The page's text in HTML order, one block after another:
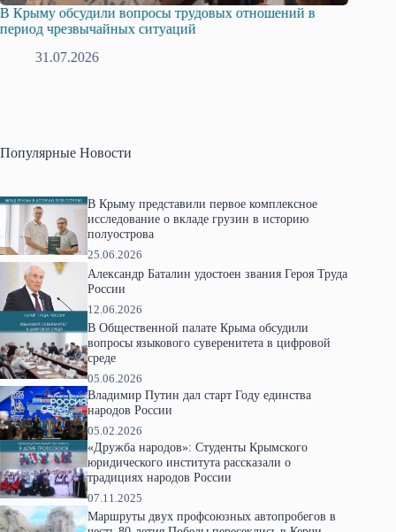
В Крыму обсудили вопросы трудовых отношений в
период чрезвычайных ситуаций
31.07.2026
Популярные Новости
В Крыму представили первое комплексное
исследование о вкладе грузин в историю
полуострова
25.06.2026
Александр Баталин удостоен звания Героя Труда
России
12.06.2026
В Общественной палате Крыма обсудили
вопросы языкового суверенитета в цифровой
среде
05.06.2026
Владимир Путин дал старт Году единства
народов России
05.02.2026
«Дружба народов»: Студенты Крымского
юридического института рассказали о
традициях народов России
07.11.2025
Маршруты двух профсоюзных автопробегов в